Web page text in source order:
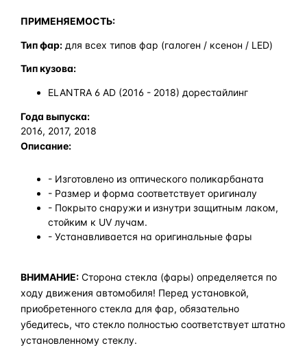
ПРИМЕНЯЕМОСТЬ:
Тип фар: для всех типов фар (галоген / ксенон / LED)
Тип кузова:
ELANTRA 6 AD (2016 - 2018) дорестайлинг
Года выпуска:
2016, 2017, 2018
Описание:
- Изготовлено из оптического поликарбаната
- Размер и форма соответствует оригиналу
- Покрыто снаружи и изнутри защитным лаком,
стойким к UV лучам.
- Устанавливается на оригинальные фары
ВНИМАНИЕ: Сторона стекла (фары) определяется по
ходу движения автомобиля! Перед установкой,
приобретенного стекла для фар, обязательно
убедитесь, что стекло полностью соответствует штатно
установленному стеклу.